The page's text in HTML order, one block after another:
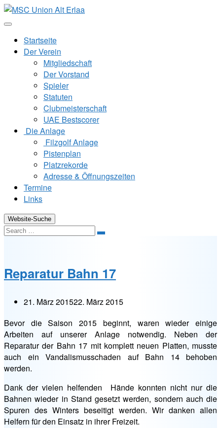
Zum
Inhalt
Startseite
Der Verein
Mitgliedschaft
Der Vorstand
Spieler
Statuten
Clubmeisterschaft
UAE Bestscorer
Die Anlage
Filzgolf Anlage
Pistenplan
Platzrekorde
Adresse & Öffnungszeiten
Termine
Links
Website-Suche
Search
Reparatur Bahn 17
21. März 201522. März 2015
Bevor die Saison 2015 beginnt, waren wieder einige
Arbeiten auf unserer Anlage notwendig. Neben der
Reparatur der Bahn 17 mit komplett neuen Platten, musste
auch ein Vandalismusschaden auf Bahn 14 behoben
werden.
Dank der vielen helfenden Hände konnten nicht nur die
Bahnen wieder in Stand gesetzt werden, sondern auch die
Spuren des Winters beseitigt werden. Wir danken allen
Helfern für den Einsatz in ihrer Freizeit.